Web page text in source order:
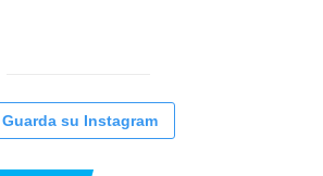
Guarda su Instagram